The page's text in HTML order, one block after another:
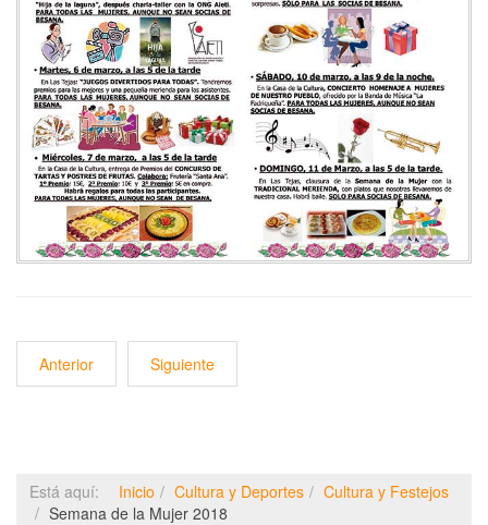
Anterior Siguiente
Está aquí: Inicio Cultura y Deportes
Cultura y Festejos
Semana de la Mujer 2018